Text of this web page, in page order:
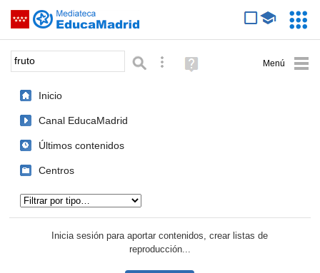
Saltar navegación
Palabra o frase: Búsqueda avanzada
Ayuda
(en
Inicio
Canal EducaMadrid
Últimos contenidos
Centros
Inicia sesión para aportar contenidos, crear listas de
reproducción...